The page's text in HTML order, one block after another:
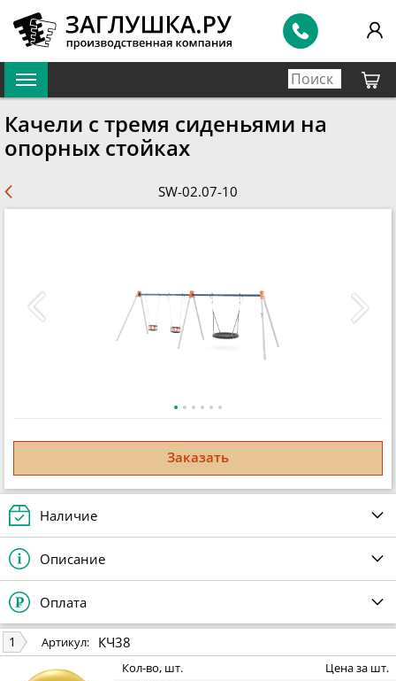
Качели с тремя сиденьями на
опорных стойках
SW-02.07-10
Заказать
Наличие
Описание
Оплата
1 Артикул: КЧ38
Кол-во, шт. Цена за шт.